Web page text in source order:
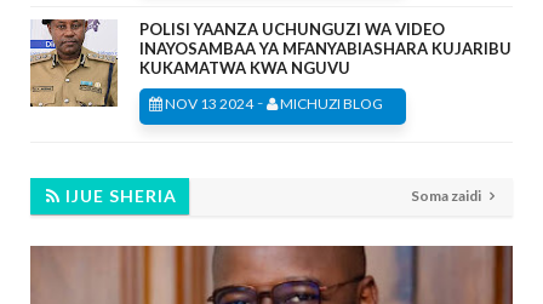
POLISI YAANZA UCHUNGUZI WA VIDEO
INAYOSAMBAA YA MFANYABIASHARA KUJARIBU
KUKAMATWA KWA NGUVU
NOV 13 2024- MICHUZI BLOG
IJUE SHERIA Soma zaidi